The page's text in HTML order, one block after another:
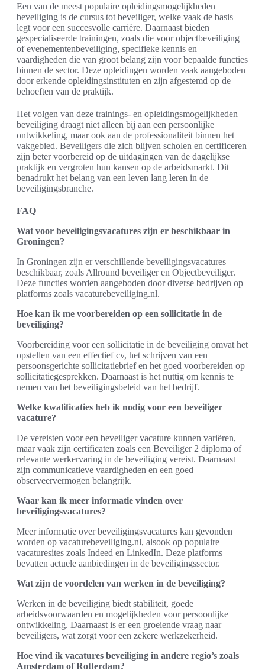
Een van de meest populaire opleidingsmogelijkheden
beveiliging is de cursus tot beveiliger, welke vaak de basis
legt voor een succesvolle carrière. Daarnaast bieden
gespecialiseerde trainingen, zoals die voor objectbeveiliging
of evenementenbeveiliging, specifieke kennis en
vaardigheden die van groot belang zijn voor bepaalde functies
binnen de sector. Deze opleidingen worden vaak aangeboden
door erkende opleidingsinstituten en zijn afgestemd op de
behoeften van de praktijk.
Het volgen van deze trainings- en opleidingsmogelijkheden
beveiliging draagt niet alleen bij aan een persoonlijke
ontwikkeling, maar ook aan de professionaliteit binnen het
vakgebied. Beveiligers die zich blijven scholen en certificeren
zijn beter voorbereid op de uitdagingen van de dagelijkse
praktijk en vergroten hun kansen op de arbeidsmarkt. Dit
benadrukt het belang van een leven lang leren in de
beveiligingsbranche.
FAQ
Wat voor beveiligingsvacatures zijn er beschikbaar in
Groningen?
In Groningen zijn er verschillende beveiligingsvacatures
beschikbaar, zoals Allround beveiliger en Objectbeveiliger.
Deze functies worden aangeboden door diverse bedrijven op
platforms zoals vacaturebeveiliging.nl.
Hoe kan ik me voorbereiden op een sollicitatie in de
beveiliging?
Voorbereiding voor een sollicitatie in de beveiliging omvat het
opstellen van een effectief cv, het schrijven van een
persoonsgerichte sollicitatiebrief en het goed voorbereiden op
sollicitatiegesprekken. Daarnaast is het nuttig om kennis te
nemen van het beveiligingsbeleid van het bedrijf.
Welke kwalificaties heb ik nodig voor een beveiliger
vacature?
De vereisten voor een beveiliger vacature kunnen variëren,
maar vaak zijn certificaten zoals een Beveiliger 2 diploma of
relevante werkervaring in de beveiliging vereist. Daarnaast
zijn communicatieve vaardigheden en een goed
observeervermogen belangrijk.
Waar kan ik meer informatie vinden over
beveiligingsvacatures?
Meer informatie over beveiligingsvacatures kan gevonden
worden op vacaturebeveiliging.nl, alsook op populaire
vacaturesites zoals Indeed en LinkedIn. Deze platforms
bevatten actuele aanbiedingen in de beveiligingssector.
Wat zijn de voordelen van werken in de beveiliging?
Werken in de beveiliging biedt stabiliteit, goede
arbeidsvoorwaarden en mogelijkheden voor persoonlijke
ontwikkeling. Daarnaast is er een groeiende vraag naar
beveiligers, wat zorgt voor een zekere werkzekerheid.
Hoe vind ik vacatures beveiliging in andere regio’s zoals
Amsterdam of Rotterdam?